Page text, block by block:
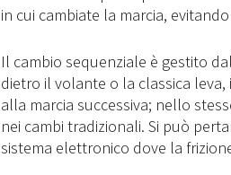
in cui cambiate la marcia,
Il cambio sequenziale è gestito
dietro il volante o la classica
alla marcia successiva; nello
nei cambi tradizionali. Si può
sistema elettronico dove la